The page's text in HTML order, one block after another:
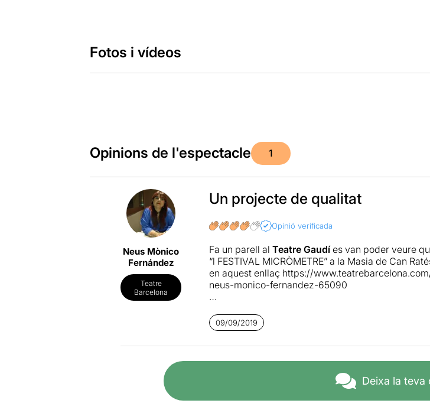
Fotos i vídeos
Opinions de l'espectacle 1
Neus Mònico
Fernández
Teatre
Barcelona
Un projecte de qualitat
Opinió verificada
Fa un parell al Teatre Gaudíes van poder veure
“l FESTIVAL MICRÒMETRE” a la Masia de Can
en aquest enllaç https://
neus-monico-fernandez-65090
propostes que ens venia molt de gust d’anar a
que no hi hem faltat des de fa uns quants anys, i
de setmana intens però a la vegada tranquil.
Enguany hi havia programats 17 espectacles de
musicals, performance, microescape, poesia,
dissabte i diumenge; i vàrem veure quatre
09/09/2019
Deixa la teva